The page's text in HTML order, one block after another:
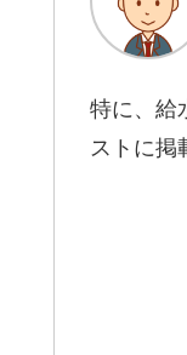
特に、給
ストに掲